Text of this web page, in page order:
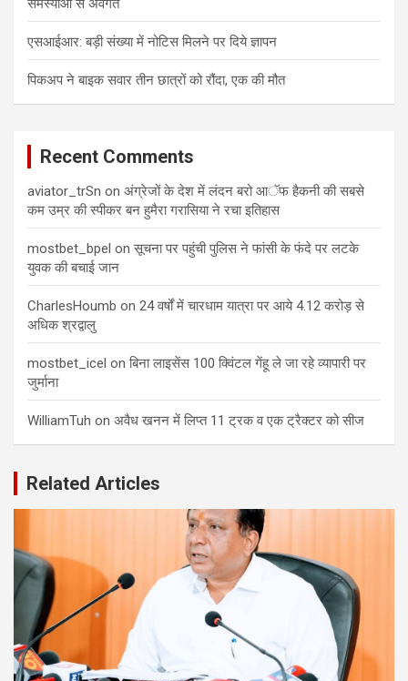
समस्याओं से अवगत
एसआईआर: बड़ी संख्या में नोटिस मिलने पर दिये ज्ञापन
पिकअप ने बाइक सवार तीन छात्रों को रौंदा, एक की मौत
Recent Comments
aviator_trSn on अंग्रेजों के देश में लंदन बरो आॅफ हैकनी की सबसे
कम उम्र की स्पीकर बन हुमैरा गरासिया ने रचा इतिहास
mostbet_bpel onसूचना पर पहुंची पुलिस ने फांसी के फंदे पर लटके
युवक की बचाई जान
CharlesHoumb on 24 वर्षों में चारधाम यात्रा पर आये 4.12 करोड़ से
अधिक श्रद्वालु
mostbet_icel onबिना लाइसेंस 100 क्विंटल गेंहू ले जा रहे व्यापारी पर
जुर्माना
WilliamTuh on अवैध खनन में लिप्त 11 ट्रक व एक ट्रैक्टर को सीज
Related Articles